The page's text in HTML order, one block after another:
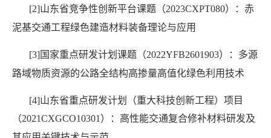
[2]山东省竞争性创新平台课题（2023CXPT080）：赤
泥基交通工程绿色建造材料装备理论与应用
[3]国家重点研发计划课题（2022YFB2601903）：多源
路域物质资源的公路全结构高掺量高值化绿色利用技术
[4]山东省重点研发计划（重大科技创新工程）项目
（2021CXGCO10301 ）：高性能交通复合修补材料研发及